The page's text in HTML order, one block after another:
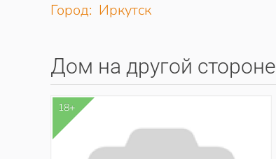
Город: Иркутск
Дом на другой стороне
18+